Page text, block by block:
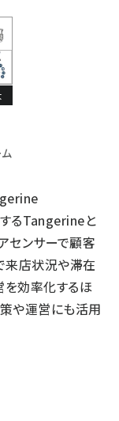
るTangerineと
センサーで顧客
来店状況や滞在
を効率化するほ
や運営にも活用